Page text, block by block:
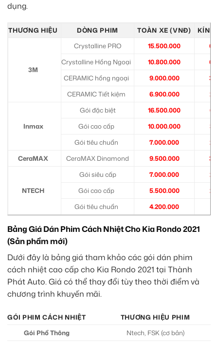
dụng.
THƯƠNG HIỆU DÒNG PHIM TOÀN XE (VNĐ) KÍNH
3M
Crystalline PRO 15.500.000
Crystalline Hồng Ngoại
10.800.000
CERAMIC hồng ngoại
9.000.000
CERAMIC Tiết kiệm
6.900.000
Inmax
Gói đặc biệt 16.500.000
Gói cao cấp
10.000.000
Gói tiêu chuẩn
7.000.000
CeraMAX
CeraMAX Dinamond 9.500.000
NTECH
Gói siêu cấp 7.000.000
Gói cao cấp
5.500.000
Gói tiêu chuẩn
4.200.000
Bảng Giá Dán Phim Cách Nhiệt Cho Kia Rondo 2021
(Sản phẩm mới)
Dưới đây là bảng giá tham khảo các gói dán phim
cách nhiệt cao cấp cho Kia Rondo 2021 tại Thành
Phát Auto. Giá có thể thay đổi tùy theo thời điểm và
chương trình khuyến mãi.
GÓI PHIM CÁCH NHIỆT
THƯƠNG HIỆU PHIM
Gói Phổ Thông
Ntech, FSK (cơ bản)